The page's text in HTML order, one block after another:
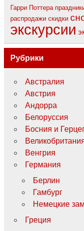
Гарри Поттера
распродажи скидки
экскурсии
Рубрики
Австралия
Австрия
Андорра
Белоруссия
Босния и
Венгрия
Германия
Берлин
Гамбург
Немецкие
Греция